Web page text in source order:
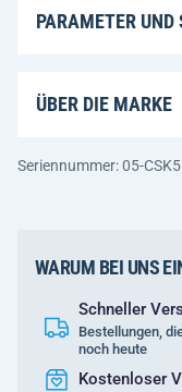
PARAMETER
ÜBER DIE MARKE
Seriennummer: 05-
WARUM BEI UNS
Schneller
Bestellungen,
noch heute
Kostenloser